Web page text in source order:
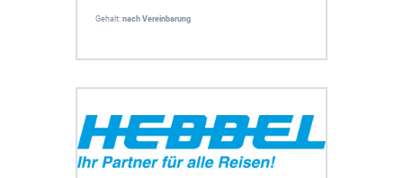
Gehalt: nach Vereinbarung